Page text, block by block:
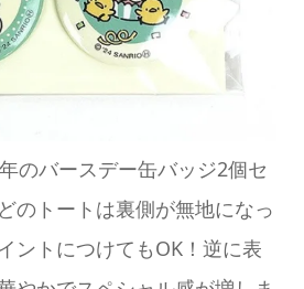
のバースデー缶バッジ2個セ
のトートは裏側が無地になっ
ントにつけてもOK！逆に表